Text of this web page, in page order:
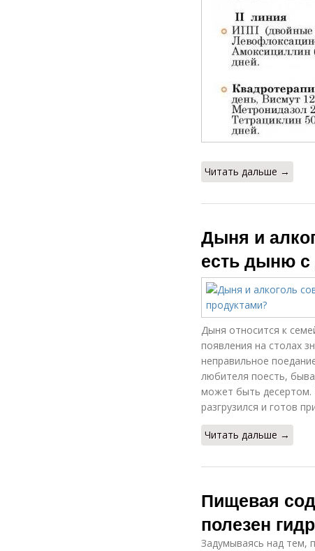
Читать дальше →
Дыня и
есть дыню с
Дыня относится к
появления на столах
неправильное
любителя поесть,
может быть десертом.
разгрузился и готов
Читать дальше →
Пищевая
полезен
Задумываясь над тем,